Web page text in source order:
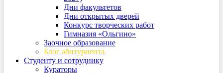
Дни факультетов
Дни открытых дверей
Конкурс творческих работ
Гимназия «Ольгино»
Заочное образование
Блог абитуриента
Студенту и сотруднику
Кураторы